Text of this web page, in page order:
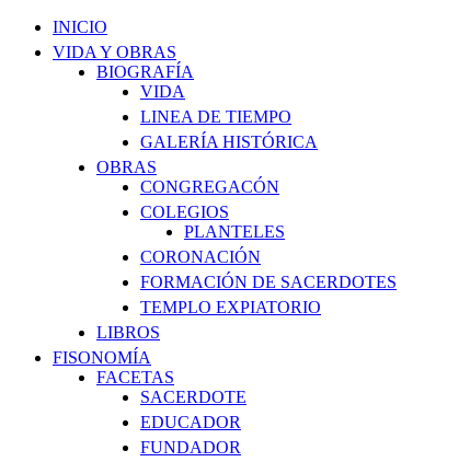
INICIO
VIDA Y OBRAS
BIOGRAFÍA
VIDA
LINEA DE TIEMPO
GALERÍA HISTÓRICA
OBRAS
CONGREGACÓN
COLEGIOS
PLANTELES
CORONACIÓN
FORMACIÓN DE SACERDOTES
TEMPLO EXPIATORIO
LIBROS
FISONOMÍA
FACETAS
SACERDOTE
EDUCADOR
FUNDADOR